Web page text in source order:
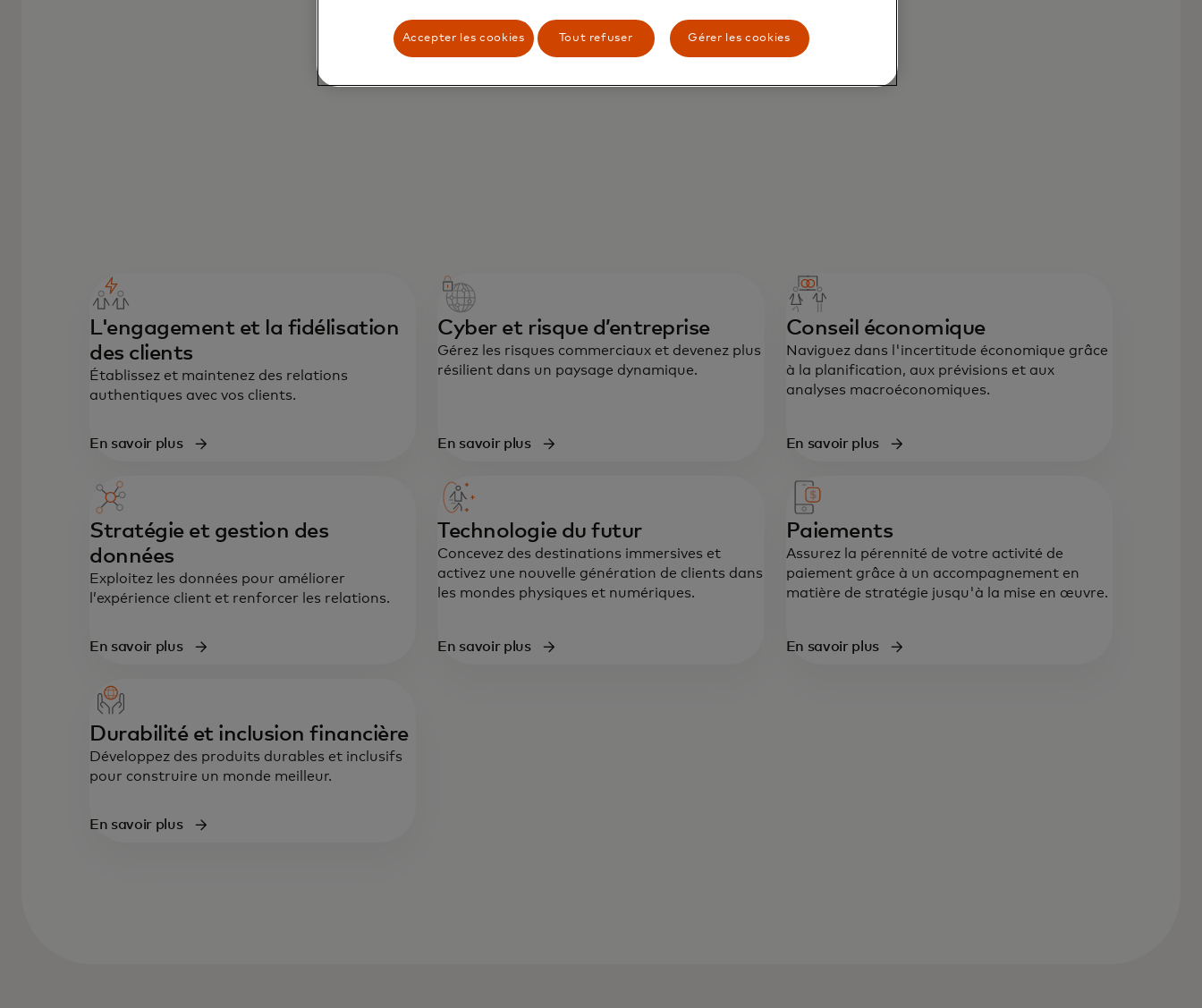
Un soutien de bout en bout en
expérience client, conçu pour
accélérer la croissance et la
résilience.
L'engagement et la fidélisation
des clients
Établissez et maintenez des relations
authentiques avec vos clients.
En savoir plus
Cyber et risque d’entreprise
Gérez les risques commerciaux et devenez plus
résilient dans un paysage dynamique.
En savoir plus
Conseil économique
Naviguez dans l'incertitude économique grâce
à la planification, aux prévisions et aux
analyses macroéconomiques.
En savoir plus
Stratégie et gestion des
données
Exploitez les données pour améliorer
l’expérience client et renforcer les relations.
En savoir plus
Technologie du futur
Concevez des destinations immersives et
activez une nouvelle génération de clients dans
les mondes physiques et numériques.
En savoir plus
Paiements
Assurez la pérennité de votre activité de
paiement grâce à un accompagnement en
matière de stratégie jusqu'à la mise en œuvre.
En savoir plus
Durabilité et inclusion financière
Développez des produits durables et inclusifs
pour construire un monde meilleur.
En savoir plus
Accepter les cookies Tout refuser Gérer les cookies